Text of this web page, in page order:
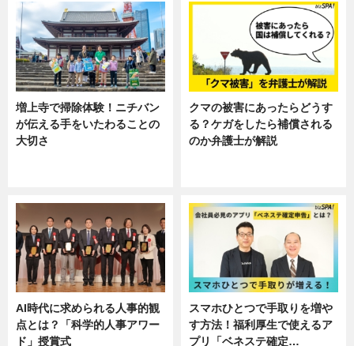
増上寺で掃除体験！ニチバン
が伝える手をいたわることの
大切さ
クマの被害にあったらどうす
る？ケガをしたら補償される
のか弁護士が解説
AI時代に求められる人事的観
点とは？「科学的人事アワー
ド」授賞式
スマホひとつで手取りを増や
す方法！福利厚生で使えるア
プリ「ベネステ確定…